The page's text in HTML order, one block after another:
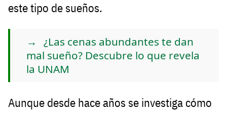
este tipo de sueños.
¿Las cenas abundantes te dan
mal sueño? Descubre lo que revela
la UNAM
Aunque desde hace años se investiga cómo